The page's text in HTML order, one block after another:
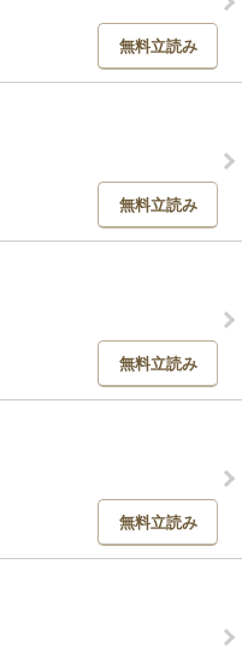
無料立読み
無料立読み
無料立読み
無料立読み